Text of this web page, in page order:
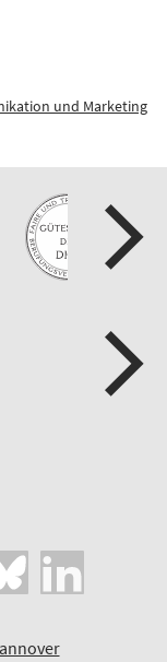
und Marketing